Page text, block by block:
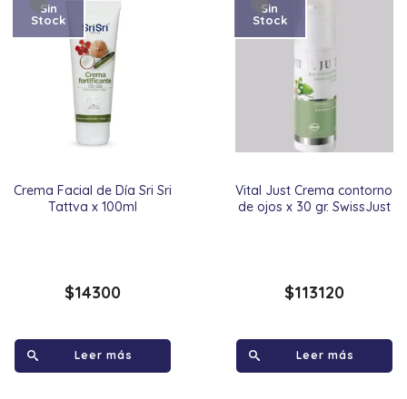
Crema Facial de Día Sri Sri
Tattva x 100ml
Sin
Stock
$14300
Leer más
Vital Just Crema contorno
de ojos x 30 gr. SwissJust
Sin
Stock
$113120
Leer más